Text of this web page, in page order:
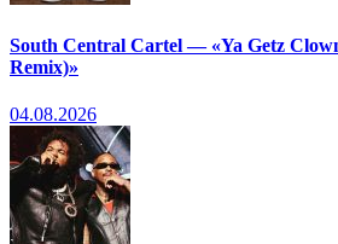
South Central Cartel — «Ya Getz
Remix)»
04.08.2026